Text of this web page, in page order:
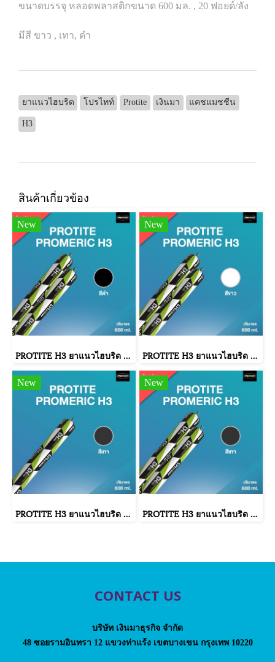
ขนาดบรรจุ หลอดพลาสติกขนาด 600 มล. , 20 ฟอยด์/ลัง
มีสี ขาว , เทา, ดำ
ยาแนวไฮบริด โปรไทท์ Protite เงินมา แคชแมชชีน
H3
สินค้าเกี่ยวข้อง
New
PROTITE H3 ยาแนวไฮบริด โปรไทท์ H3 (20 ฟอยด์/ลัง : สีดำ)
New
PROTITE H3 ยาแนวไฮบริด โปรไทท์ H3 (20 ฟอยด์/ลัง : สีขาว)
New
PROTITE H3 ยาแนวไฮบริด โปรไทท์ H3 (สีเทา)
New
PROTITE H3 ยาแนวไฮบริด โปรไทท์ H3 (20 ฟอยด์/ลัง : สีเทา)
CONTACT US
บริษัท เงินมาธุรกิจ จำกัด
48 ซอยรามอินทรา 12 แขวงท่าแร้ง เขตบางเขน กรุงเทพ 10220